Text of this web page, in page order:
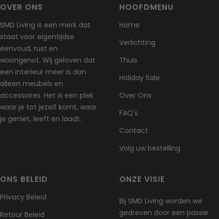
Accu:500 mAh, oplaadbaar via USB
Plaatsing: Geschikt voor trap, kast, bed, koelkast en meer
Gebruiksduur:Tot 30 dagen in automatische modus
viainfo@smdliving.nl
Houd er rekening mee dat
de leverancier in China.Houd er rekening mee dat de
retourzending via onze leverancier in China verloopt en dat de
verzendkosten hierbij voor eigen rekening zijn.
Voor vragen over retourzendingen kun je altijd contact met ons
opnemen viainfo@smdliving.nl
Controleer je bestelling direct na ontvangst en neem
onmiddellijk contact met ons op als het artikel defect,
Sommige artikelen kunnen niet worden geretourneerd, zoals
maat gemaakte producten (zoals speciale bestellingen of
gepersonaliseerde items) en verzorgingsproducten (zoals
OVER ONS
SMD Living is een merk dat
staat voor eigentijdse
eenvoud, rust en
woongenot. Wij geloven dat
een interieur meer is dan
alleen meubels en
accessoires. Het is een plek
waar je tot jezelf komt, waar
je geniet, leeft en laadt.
HOOFDMENU
Home
Verlichting
Thuis
Holiday Sale
Over Ons
FAQ's
Contact
Volg uw bestelling
ONS BELEID
Privacy Beleid
Retour Beleid
ONZE VISIE
Bij SMD Living worden we
gedreven door een passie